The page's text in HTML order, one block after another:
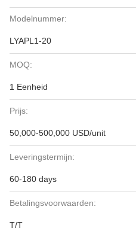
Modelnummer:
LYAPL1-20
MOQ:
1 Eenheid
Prijs:
50,000-500,000 USD/unit
Leveringstermijn:
60-180 days
Betalingsvoorwaarden:
T/T